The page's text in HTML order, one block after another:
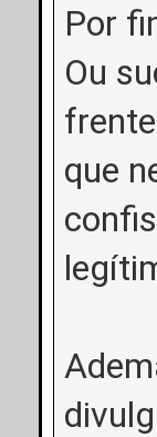
Por
Ou
que